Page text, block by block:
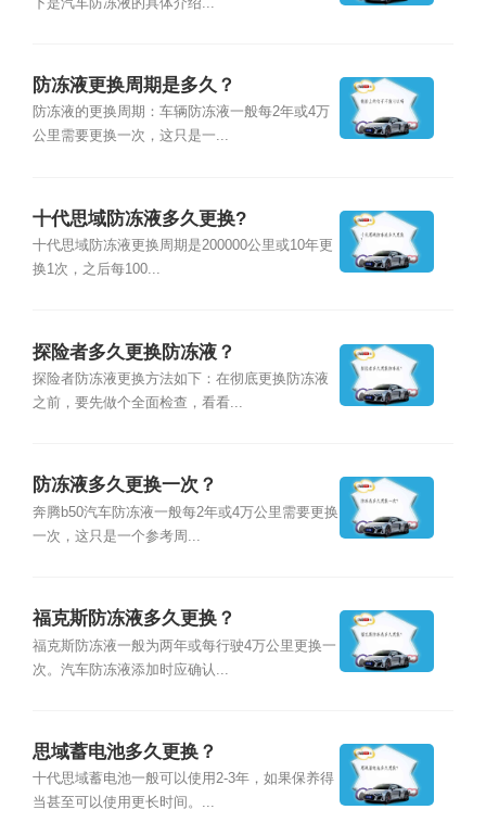
防冻液更换周期是多久？
防冻液的更换周期：车辆防冻液一般每2年或4万
公里需要更换一次，这只是一...
十代思域防冻液多久更换?
十代思域防冻液更换周期是200000公里或10年更
换1次，之后每100...
探险者多久更换防冻液？
探险者防冻液更换方法如下：在彻底更换防冻液
之前，要先做个全面检查，看看...
防冻液多久更换一次？
奔腾b50汽车防冻液一般每2年或4万公里需要更换
一次，这只是一个参考周...
福克斯防冻液多久更换？
福克斯防冻液一般为两年或每行驶4万公里更换一
次。汽车防冻液添加时应确认...
思域蓄电池多久更换？
十代思域蓄电池一般可以使用2-3年，如果保养得
当甚至可以使用更长时间。...